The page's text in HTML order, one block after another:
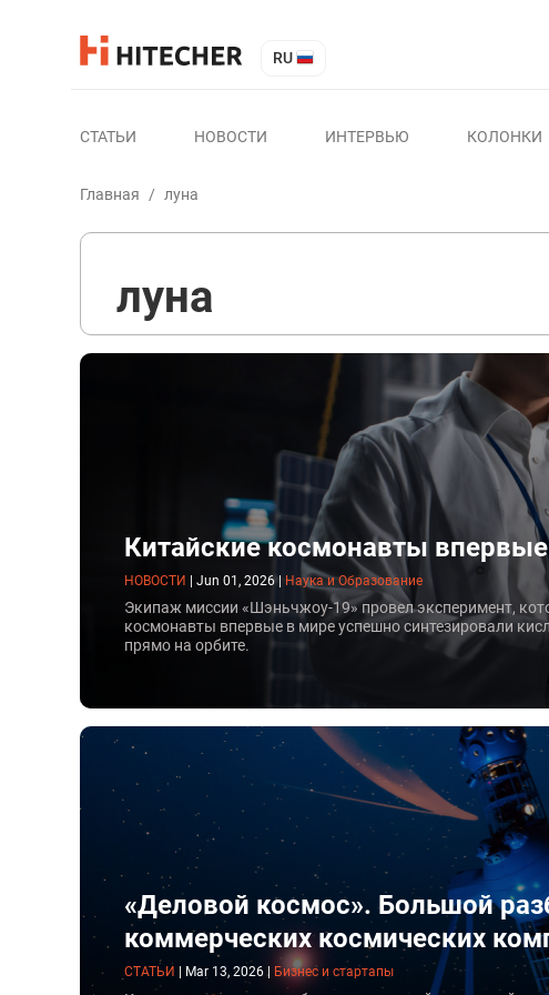
RU
СТАТЬИ НОВОСТИ ИНТЕРВЬЮ КОЛОНКИ
Главная / луна
луна
Китайские космонавты
НОВОСТИ Jun 01, 2026 Наука и Образование
Экипаж миссии «Шэньчжоу-19» провел эксперимент,
космонавты впервые в мире успешно синтезировали
прямо на орбите.
«Деловой космос». Большой
коммерческих космических
СТАТЬИ Mar 13, 2026 | Бизнес и стартапы